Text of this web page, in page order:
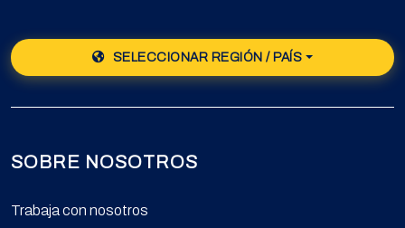
SELECCIONAR REGIÓN / PAÍS
SOBRE NOSOTROS
Trabaja con nosotros